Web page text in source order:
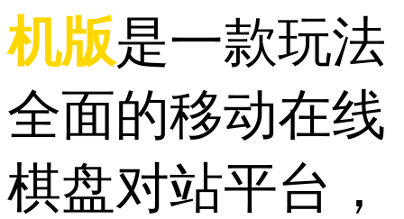
机版是一款玩法
全面的移动在线
棋盘对站平台，